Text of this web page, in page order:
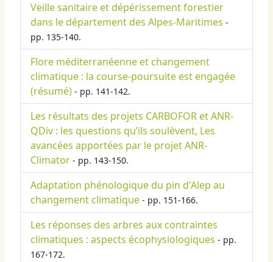
Veille sanitaire et dépérissement forestier
dans le département des Alpes-Maritimes -
pp. 135-140.
Flore méditerranéenne et changement
climatique : la course-poursuite est engagée
(résumé) - pp. 141-142.
Les résultats des projets CARBOFOR et ANR-
QDiv : les questions qu’ils soulèvent, Les
avancées apportées par le projet ANR-
Climator - pp. 143-150.
Adaptation phénologique du pin d'Alep au
changement climatique - pp. 151-166.
Les réponses des arbres aux contraintes
climatiques : aspects écophysiologiques - pp.
167-172.